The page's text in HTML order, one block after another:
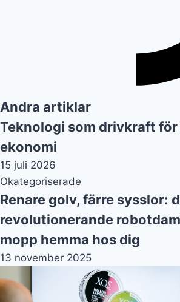
Andra artiklar
Teknologi som drivkraft
ekonomi
15 juli 2026
Okategoriserade
Renare golv, färre sysslor:
revolutionerande
mopp hemma hos dig
13 november 2025